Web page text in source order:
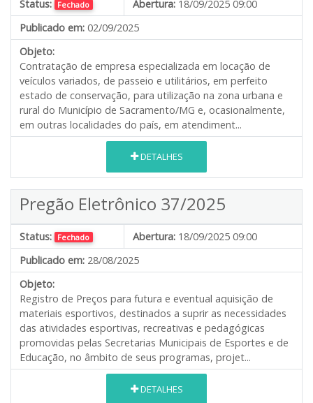
Status: Fechado Abertura: 18/09/2025 09:00
Publicado em: 02/09/2025
Objeto:
Contratação de empresa especializada em locação de
veículos variados, de passeio e utilitários, em perfeito
estado de conservação, para utilização na zona urbana e
rural do Município de Sacramento/MG e, ocasionalmente,
em outras localidades do país, em atendiment...
DETALHES
Pregão Eletrônico 37/2025
Status: Fechado Abertura: 18/09/2025 09:00
Publicado em: 28/08/2025
Objeto:
Registro de Preços para futura e eventual aquisição de
materiais esportivos, destinados a suprir as necessidades
das atividades esportivas, recreativas e pedagógicas
promovidas pelas Secretarias Municipais de Esportes e de
Educação, no âmbito de seus programas, projet...
DETALHES